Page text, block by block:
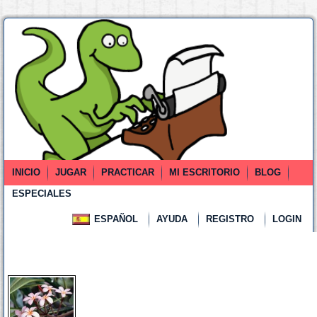
INICIO JUGAR PRACTICAR MI ESCRITORIO
BLOG
ESPECIALES
ESPAÑOL AYUDA REGISTRO LOGIN